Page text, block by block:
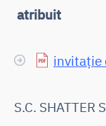
atribuit
invitație
S.C. SHATTER